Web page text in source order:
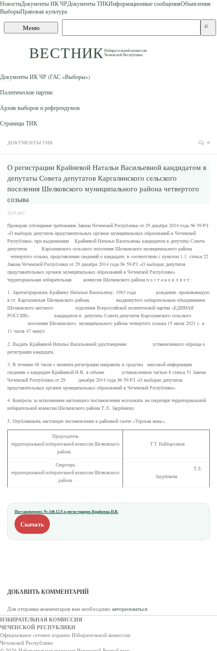
Skip to content
НовостиДокументы ИК ЧРДокументы ТИКИнформационные сообщенияОбъявления
ВыборыПравовая культура
Меню
ВЕСТНИКИзбирательной комиссии
Чеченской Республики
сайту
⌕
Документы ИК ЧР (ГАС «Выборы»)
Политические партии
Архив выборов и референдумов
Страницы ТИК
ДОКУМЕНТЫ ТИК 0
О регистрации Крайневой Натальи Васильевной кандидатом в
депутаты Совета депутатов Каргалинского сельского
поселения Шелковского муниципального района четвертого
созыва
22.07.2021
Проверив соблюдение требования Закона Чеченской Республики от 29 декабря 2014 года № 59-РЗ
«О выборах депутатов представительных органов муниципальных образований в Чеченской
Республике» при выдвижении Крайневой Натальи Васильевны кандидатом в депутаты Совета
депутатов Каргалинского сельского поселения Шелковского муниципального района
четвертого созыва, представлении сведений о кандидате, в соответствии с пунктом 1.1. статьи 22
Закона Чеченской Республики от 29 декабря 2014 года № 59-РЗ «О выборах депутатов
представительных органов муниципальных образований в Чеченской Республике»
территориальная избирательная комиссия Шелковского района п о с т а н о в л я е т :
1. Зарегистрировать Крайневу Наталью Васильевну, 1983 года рождения, проживающую
в ст. Каргалинская Шелковского района, выдвинутого избирательным объединением
Шелковского местного отделения Всероссийской политической партии «ЕДИНАЯ
РОССИЯ» кандидатом в депутаты Совета депутатов Каргалинского сельского
поселения Шелковского муниципального района четвертого созыва 15 июля 2021 г. в
11 часов 47 минут.
2. Выдать Крайневой Наталье Васильевной удостоверение установленного образца о
регистрации кандидата.
3. В течении 48 часов с момента регистрации направить в средства массовой информации
сведения о кандидате Крайневой Н.В. в объеме установленном частью 8 статьи 51 Закона
Чеченской Республики от 29 декабря 2014 года № 59-РЗ «О выборах депутатов
представительных органов муниципальных образований в Чеченской Республике».
4. Контроль за исполнением настоящего постановления возложить на секретаря территориальной
избирательной комиссии Шелковского района Т.Л. Заурбекову.
5. Опубликовать настоящее постановление в районной газете «Терская новь».
Председатель
территориальной избирательной комиссии Шелковского
района
Т.Т. Найбарханов
Секретарь
территориальной избирательной комиссии Шелковского
района
Т.Л.
Заурбекова
Постановление-№-146.12.5-о-регистрации-Крайнева-Н.В.
Скачать
ДОБАВИТЬ КОММЕНТАРИЙ
Для отправки комментария вам необходимо авторизоваться
ИЗБИРАТЕЛЬНАЯ КОМИССИЯ
ЧЕЧЕНСКОЙ РЕСПУБЛИКИ
Официальное сетевое издание Избирательной комиссии
Чеченской Республики